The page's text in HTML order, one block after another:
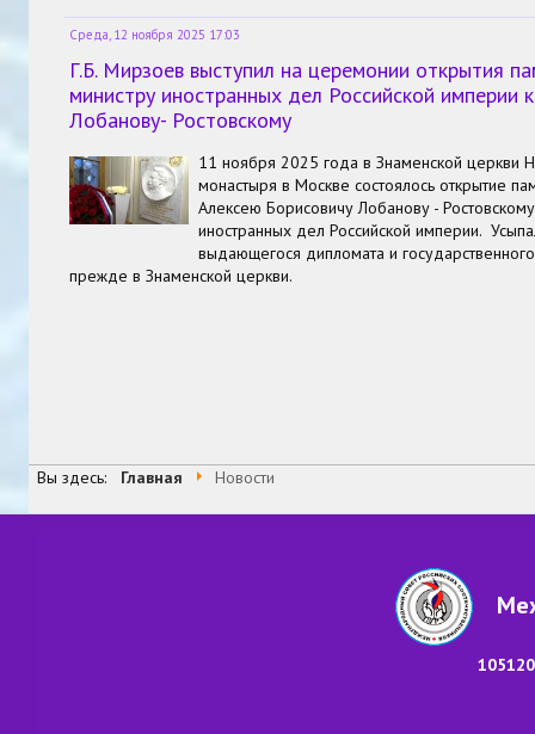
Среда, 12 ноября 2025 17:03
Г.Б. Мирзоев выступил на церемонии открытия
министру иностранных дел Российской империи
Лобанову- Ростовскому
11 ноября 2025 года в Знаменской церкви
монастыря в Москве состоялось открытие
Алексею Борисовичу Лобанову -
иностранных дел Российской империи.
выдающегося дипломата и
прежде в Знаменской церкви.
Вы здесь: Главная Новости